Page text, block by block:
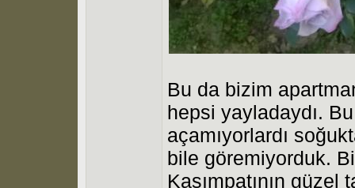
Bu da bizim
hepsi yayladaydı.
açamıyorlardı
bile göremiyorduk.
Kasımpatının güzel